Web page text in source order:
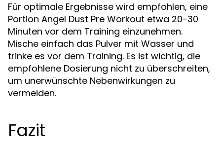
Für optimale Ergebnisse wird empfohlen, eine
Portion Angel Dust Pre Workout etwa 20-30
Minuten vor dem Training einzunehmen.
Mische einfach das Pulver mit Wasser und
trinke es vor dem Training. Es ist wichtig, die
empfohlene Dosierung nicht zu überschreiten,
um unerwünschte Nebenwirkungen zu
vermeiden.
Fazit